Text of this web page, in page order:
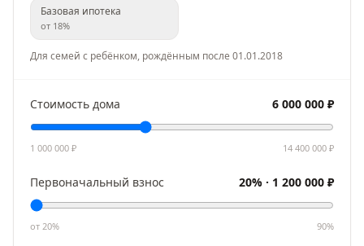
Базовая ипотека
от 18%
Для семей с ребёнком, рождённым после 01.01.2018
Стоимость дома 6 000 000 ₽
1 000 000 ₽ 14 400 000 ₽
Первоначальный взнос 20% · 1 200 000 ₽
от 20% 90%